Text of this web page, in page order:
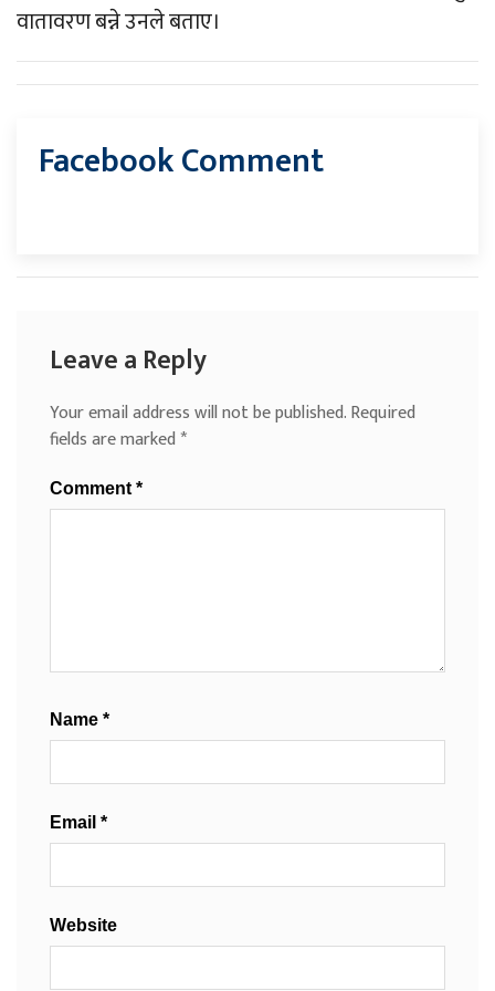
वातावरण बन्ने उनले बताए।
Facebook Comment
Leave a Reply
Your email address will not be published.Required
fields are marked*
Comment*
Name *
Email *
Website